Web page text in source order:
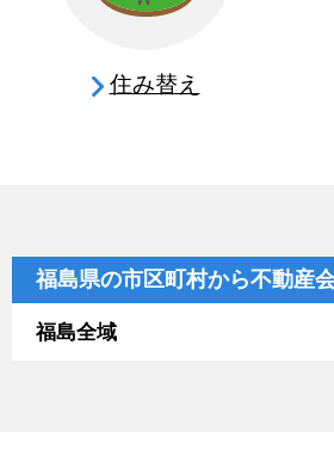
住み替え
福島県の市区町村から不動産
福島全域